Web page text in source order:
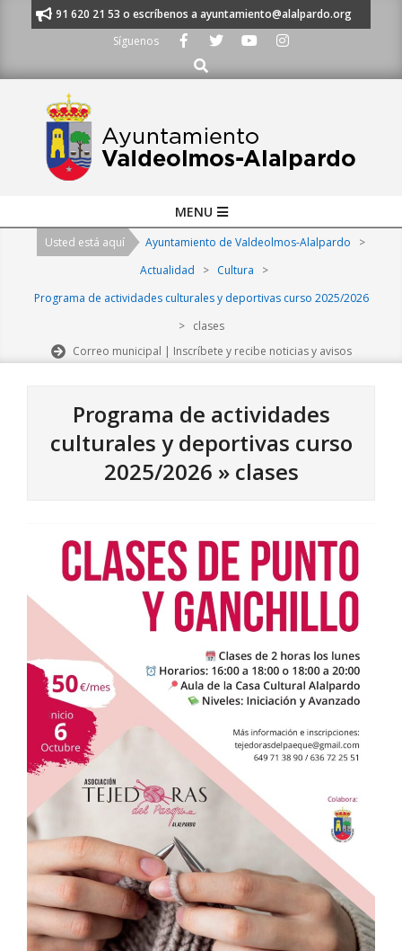
al 91 620 21 53 o escríbenos a ayuntamiento@alalpardo.org
Síguenos
Buscar
Navigation
MENU
Usted está aquí Ayuntamiento de Valdeolmos-Alalpardo
>
Actualidad
> Cultura
>
Programa de actividades culturales y deportivas curso 2025/2026
> clases
Correo municipal | Inscríbete y recibe noticias y avisos
Programa de actividades
culturales y deportivas curso
2025/2026 » clases